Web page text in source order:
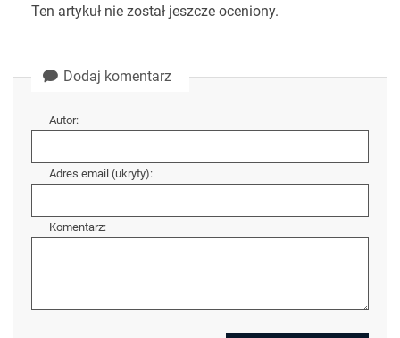
Ten artykuł nie został jeszcze oceniony.
Dodaj komentarz
Autor:
Adres email (ukryty):
Komentarz: